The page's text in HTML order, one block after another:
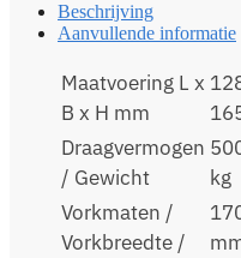
Beschrijving
Aanvullende informatie
Maatvoering L x
B x H mm
Draagvermogen
/ Gewicht
kg
Vorkmaten /
Vorkbreedte /